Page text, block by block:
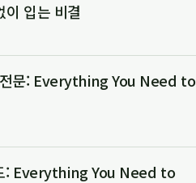
입는 비결
전문: Everything You Need to
: Everything You Need to